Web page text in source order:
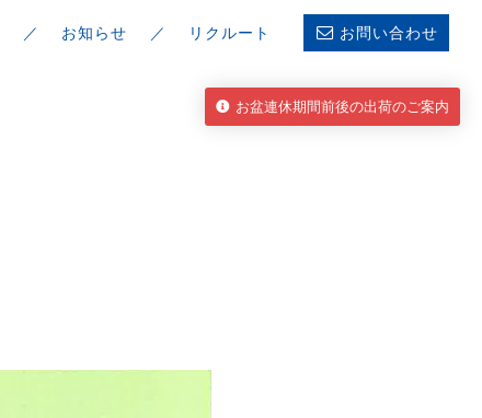
お問い合わせ
お知らせ リクルート
お盆連休期間前後の出荷のご案内